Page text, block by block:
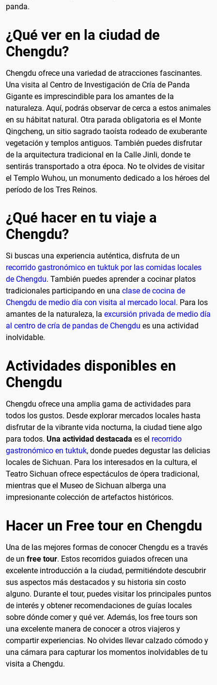
panda.
¿Qué ver en la ciudad de
Chengdu?
Chengdu ofrece una variedad de atracciones fascinantes.
Una visita al Centro de Investigación de Cría de Panda
Gigante es imprescindible para los amantes de la
naturaleza. Aquí, podrás observar de cerca a estos animales
en su hábitat natural. Otra parada obligatoria es el Monte
Qingcheng, un sitio sagrado taoísta rodeado de exuberante
vegetación y templos antiguos. También puedes disfrutar
de la arquitectura tradicional en la Calle Jinli, donde te
sentirás transportado a otra época. No te olvides de visitar
el Templo Wuhou, un monumento dedicado a los héroes del
período de los Tres Reinos.
¿Qué hacer en tu viaje a
Chengdu?
Si buscas una experiencia auténtica, disfruta de un
recorrido gastronómico en tuktuk por las comidas locales
de Chengdu. También puedes aprender a cocinar platos
tradicionales participando en una clase de cocina de
Chengdu de medio día con visita al mercado local . Para los
amantes de la naturaleza, la excursión privada de medio día
al centro de cría de pandas de Chengdu es una actividad
inolvidable.
Actividades disponibles en
Chengdu
Chengdu ofrece una amplia gama de actividades para
todos los gustos. Desde explorar mercados locales hasta
disfrutar de la vibrante vida nocturna, la ciudad tiene algo
para todos. Una actividad destacada es el recorrido
gastronómico en tuktuk, donde puedes degustar las delicias
locales de Sichuan. Para los interesados en la cultura, el
Teatro Sichuan ofrece espectáculos de ópera tradicional,
mientras que el Museo de Sichuan alberga una
impresionante colección de artefactos históricos.
Hacer un Free tour en Chengdu
Una de las mejores formas de conocer Chengdu es a través
de un free tour. Estos recorridos guiados ofrecen una
excelente introducción a la ciudad, permitiéndote descubrir
sus aspectos más destacados y su historia sin costo
alguno. Durante el tour, puedes visitar los principales puntos
de interés y obtener recomendaciones de guías locales
sobre dónde comer y qué ver. Además, los free tours son
una excelente manera de conocer a otros viajeros y
compartir experiencias. No olvides llevar calzado cómodo y
una cámara para capturar los momentos inolvidables de tu
visita a Chengdu.